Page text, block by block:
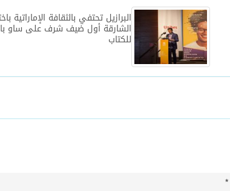
البرازيل تحتفي بالثقافة الإماراتية
الشارقة أول ضيف شرف على ساو
للكتاب
*